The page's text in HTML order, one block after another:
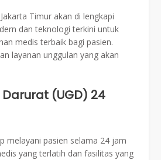
Timur akan di lengkapi
dan teknologi terkini untuk
medis terbaik bagi pasien.
layanan unggulan yang akan
(UGD) 24
melayani pasien selama 24 jam
yang terlatih dan fasilitas yang